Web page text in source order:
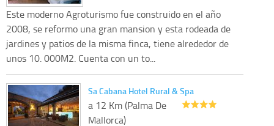
Este moderno Agroturismo fue construido en el año
2008, se reformo una gran mansion y esta rodeada de
jardines y patios de la misma finca, tiene alrededor de
unos 10. 000M2. Cuenta con un to...
Sa Cabana Hotel Rural & Spa
a 12 Km (Palma De
Mallorca)